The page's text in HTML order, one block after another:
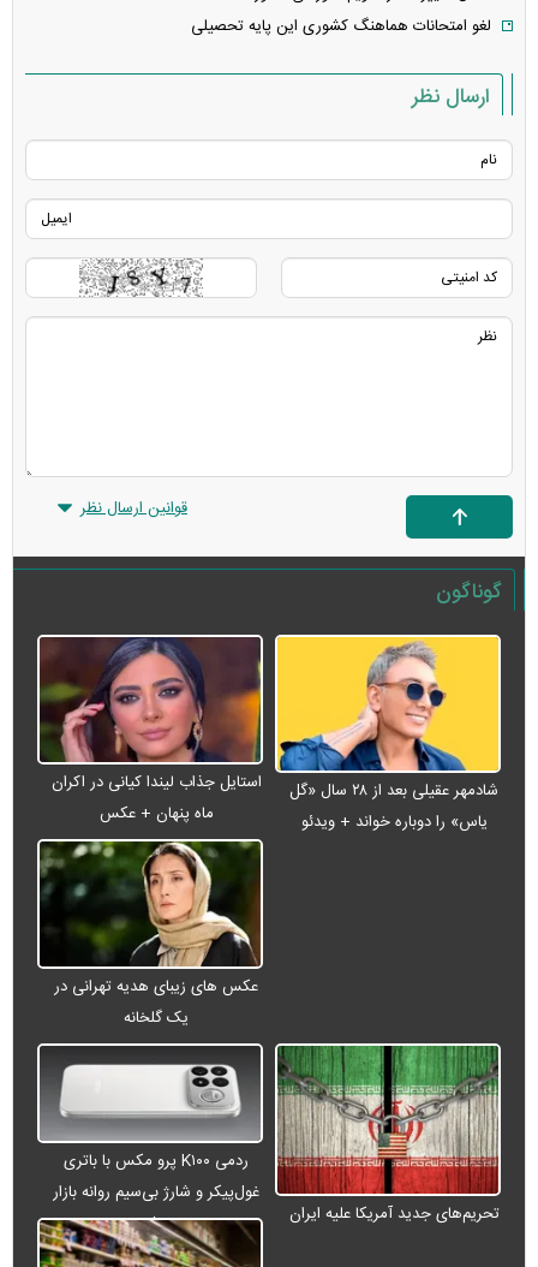
لغو امتحانات هماهنگ کشوری این پایه تحصیلی
ارسال نظر
قوانین ارسال نظر
گوناگون
شادمهر عقیلی بعد از ۲۸ سال «گل
یاس» را دوباره خواند + ویدئو
استایل جذاب لیندا کیانی در اکران
ماه پنهان + عکس
عکس های زیبای هدیه تهرانی در
یک گلخانه
تحریم‌های جدید آمریکا علیه ایران
ردمی K۱۰۰ پرو مکس با باتری
غول‌پیکر و شارژ بی‌سیم روانه بازار
می‌شود